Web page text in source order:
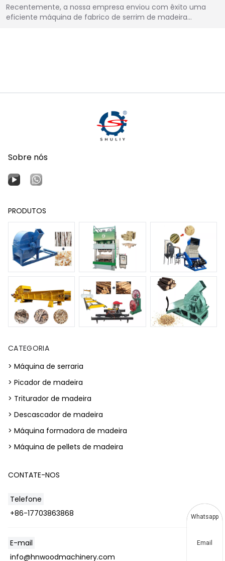
Recentemente, a nossa empresa enviou com êxito uma
eficiente máquina de fabrico de serrim de madeira…
Sobre nós
PRODUTOS
CATEGORIA
> Máquina de serraria
> Picador de madeira
> Triturador de madeira
> Descascador de madeira
> Máquina formadora de madeira
> Máquina de pellets de madeira
CONTATE-NOS
Telefone
+86-17703863868
E-mail
info@hnwoodmachinery.com
Whatsapp
Email